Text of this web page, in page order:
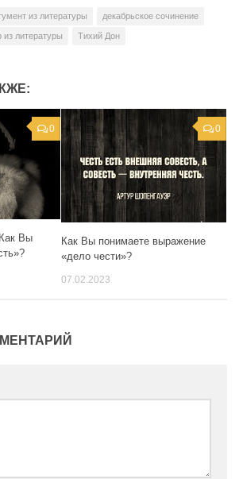
из литературы декабрьское сочинение
из литературы Тихий Дон
0
Вы
0
Как Вы понимаете выражение
«дело чести»?
07.02.2023